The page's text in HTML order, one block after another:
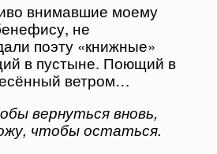
внимавшие моему
не
поэту «книжные»
в пустыне. Поющий в
ветром…
вернуться вновь,
чтобы остаться.